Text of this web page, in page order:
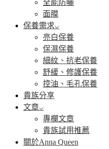
全能防曬
面膜
保養需求
亮白保養
保濕保養
細紋、抗老保養
舒緩、修護保養
控油、毛孔保養
貴族分享
文章
專欄文章
貴族試用推薦
關於Anna Queen